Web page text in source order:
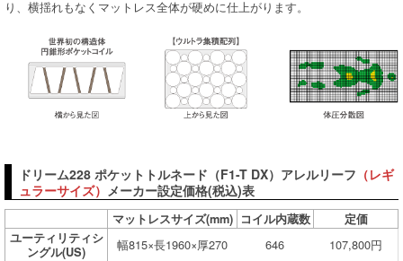
り、横揺れもなくマットレス全体が硬めに仕上がります。
ドリーム228 ポケットトルネード（F1-T DX）アレルリーフ （レギ
ュラーサイズ） メーカー設定価格(税込)表
マットレスサイズ(mm) コイル内蔵数
定価
ユーティリティシ
ングル(US)
幅815×長1960×厚270 646 107,800円